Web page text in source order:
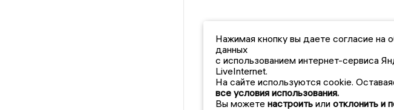
Нажимая кнопку вы даете согласие на
данных
с использованием интернет-сервиса
LiveInternet.
На сайте используются cookie.
все условия использования.
Вы можете настроить или отклонить и